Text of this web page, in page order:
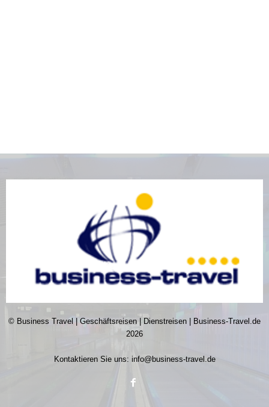
© Business Travel | Geschäftsreisen | Dienstreisen | Business-Travel.de
2026
Kontaktieren Sie uns: info@business-travel.de